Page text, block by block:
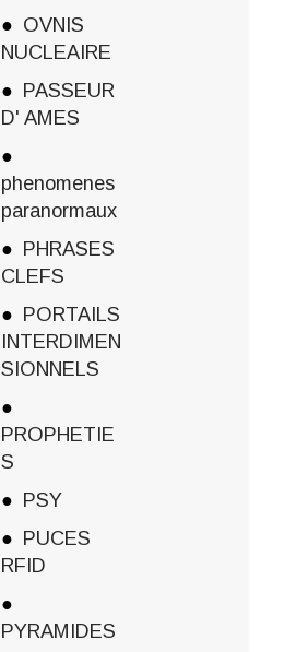
OVNIS
NUCLEAIRE
PASSEUR
D' AMES
phenomenes
paranormaux
PHRASES
CLEFS
PORTAILS
INTERDIMEN
SIONNELS
PROPHETIE
S
PSY
PUCES
RFID
PYRAMIDES